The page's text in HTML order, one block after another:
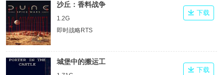
沙丘：香料战争
1.2G
即时战略RTS
下载
城堡中的搬运工
下载